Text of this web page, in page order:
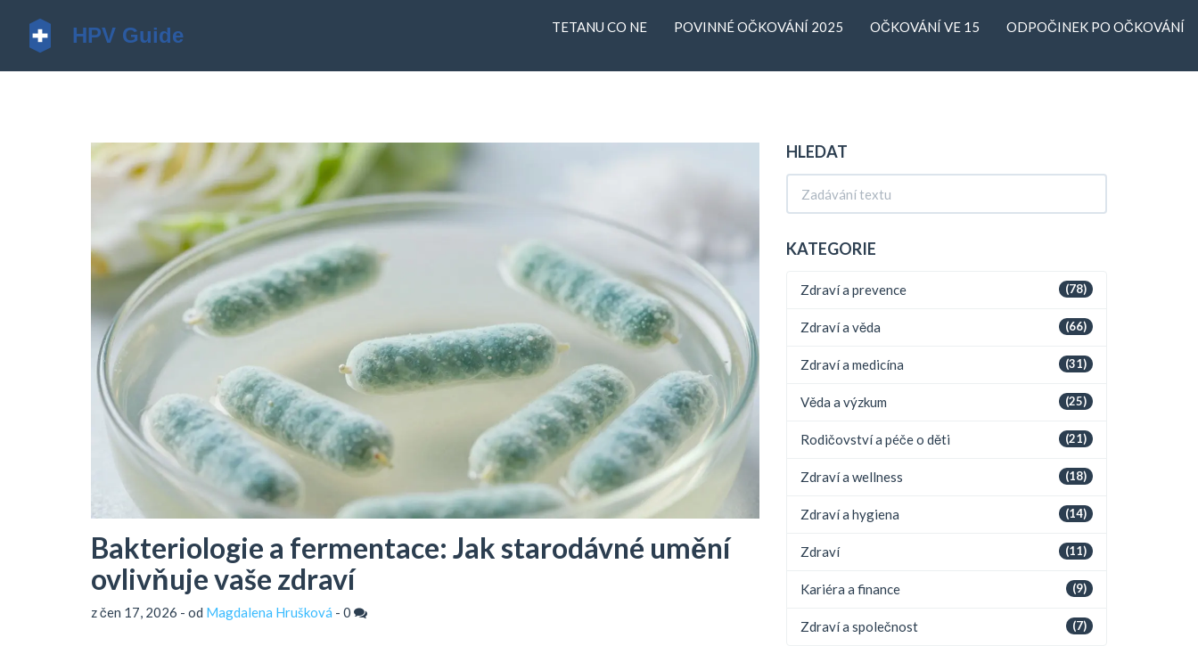
TETANU CO NE POVINNÉ OČKOVÁNÍ 2025 OČKOVÁNÍ VE 15 ODPOČINEK PO OČKOVÁNÍ
Bakteriologie a fermentace: Jak starodávné umění
ovlivňuje vaše zdraví
z čen 17, 2026 - od Magdalena Hrušková - 0
HLEDAT
KATEGORIE
(78)
Zdraví a prevence
(66)
Zdraví a věda
(31)
Zdraví a medicína
(25)
Věda a výzkum
(21)
Rodičovství a péče o děti
(18)
Zdraví a wellness
(14)
Zdraví a hygiena
(11)
Zdraví
(9)
Kariéra a finance
(7)
Zdraví a společnost